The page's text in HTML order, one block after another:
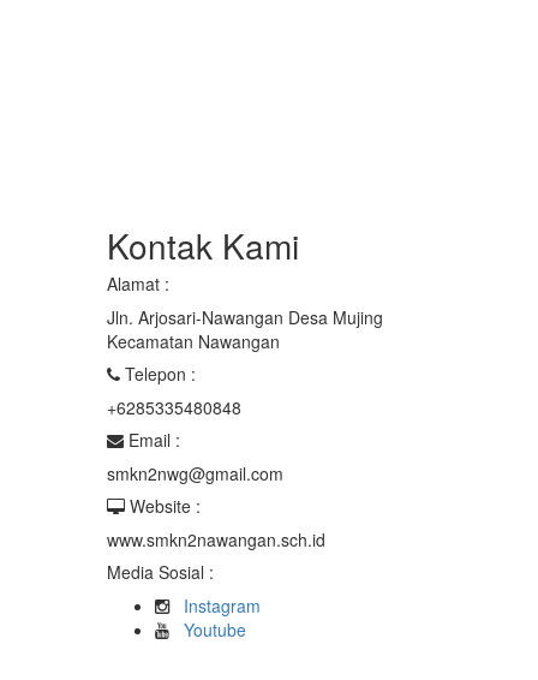
Kontak Kami
Alamat :
Jln. Arjosari-Nawangan Desa Mujing
Kecamatan Nawangan
Telepon :
+6285335480848
Email :
smkn2nwg@gmail.com
Website :
www.smkn2nawangan.sch.id
Media Sosial :
Instagram
Youtube